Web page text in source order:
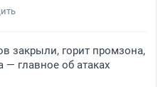
закрыли, горит промзона,
главное об атаках